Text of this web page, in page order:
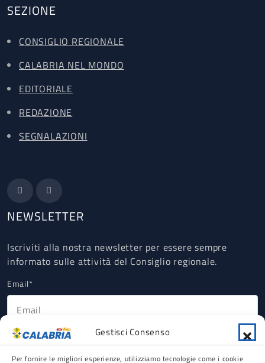
Gestisci Consenso
Per fornire le migliori esperienze, utilizziamo tecnologie come i cookie
SEZIONE
CONSIGLIO REGIONALE
CALABRIA NEL MONDO
EDITORIALE
REDAZIONE
SEGNALAZIONI
NEWSLETTER
Iscriviti alla nostra newsletter per essere sempre
informato sulle attività del Consiglio regionale.
Email*
Ho letto, compreso e accettato la Privacy Policy riguardante il